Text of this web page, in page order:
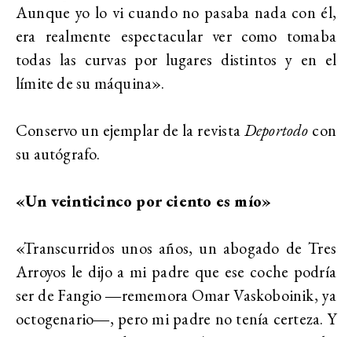
Aunque yo lo vi cuando no pasaba nada con él,
era realmente espectacular ver como tomaba
todas las curvas por lugares distintos y en el
límite de su máquina».
Conservo un ejemplar de la revistaDeportodo con
su autógrafo.
«Un veinticinco por ciento es mío»
«Transcurridos unos años, un abogado de Tres
Arroyos le dijo a mi padre que ese coche podría
ser de Fangio ―rememora Omar Vaskoboinik, ya
octogenario―, pero mi padre no tenía certeza. Y